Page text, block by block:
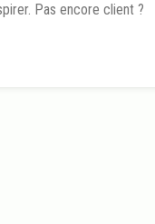
Pas encore client ?